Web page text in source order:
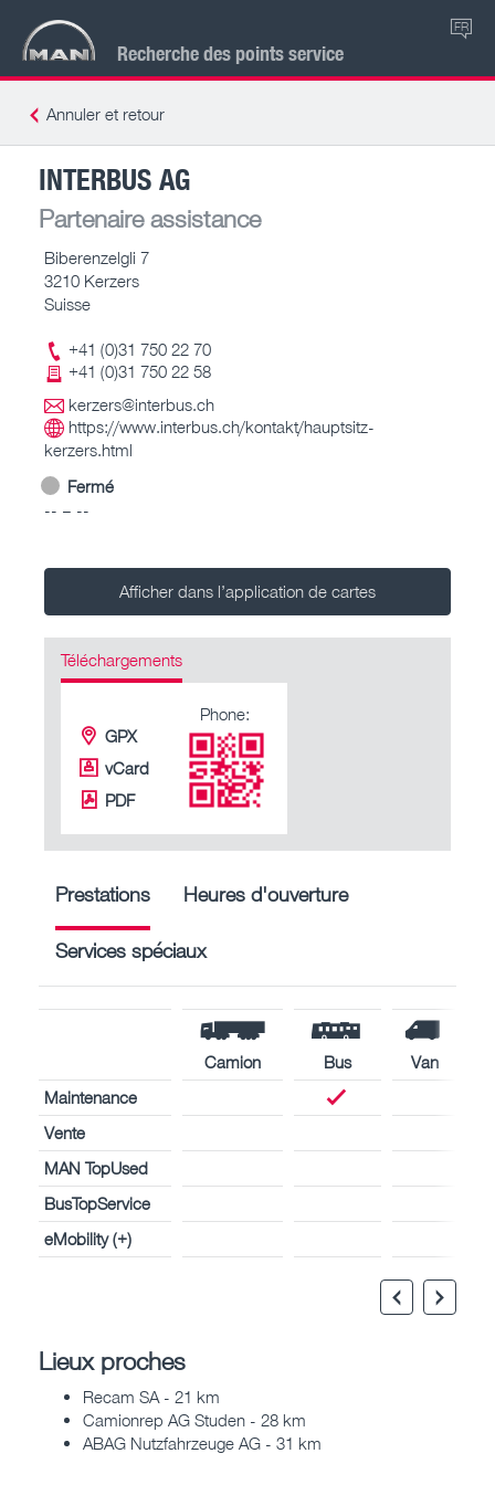
Recherche des points service
FR
Annuler et retour
INTERBUS AG
Partenaire assistance
Biberenzelgli 7
3210 Kerzers
Suisse
+41 (0)31 750 22 70
+41 (0)31 750 22 58
kerzers@interbus.ch
https://www.interbus.ch/kontakt/hauptsitz-
kerzers.html
Fermé
-- – --
Afficher dans l’application de cartes
Téléchargements
GPX
vCard
PDF
Phone:
Prestations Heures d'ouverture
Services spéciaux
Camion Bus
Van
Maintenance
Vente
MAN TopUsed
BusTopService
eMobility (+)
Lieux proches
Recam SA - 21 km
Camionrep AG Studen - 28 km
ABAG Nutzfahrzeuge AG - 31 km